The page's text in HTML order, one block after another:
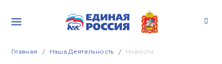
Главная Наша Деятельность Новости